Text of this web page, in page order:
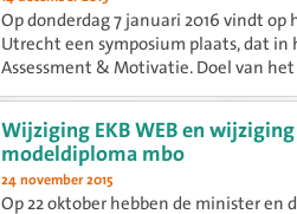
Op donderdag 7 januari 2016 vindt
Utrecht een symposium plaats, dat
Assessment & Motivatie. Doel van
uit het onderwijs na te denken over
Wijziging EKB WEB en
modeldiploma mbo
24 november 2015
Op 22 oktober hebben de minister en